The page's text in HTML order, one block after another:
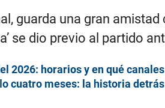
guarda una gran
se dio previo al partido
2026: horarios y en qué
cuatro meses: la historia